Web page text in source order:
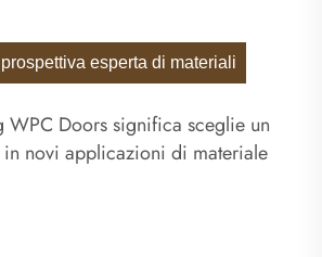
esperta di materiali
WPC Doors significa sceglie un
novi applicazioni di materiale